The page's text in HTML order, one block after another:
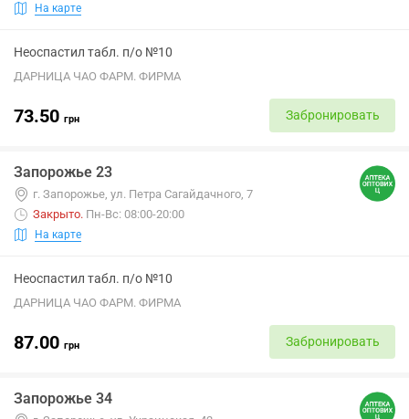
На карте
Неоспастил табл. п/о №10
ДАРНИЦА ЧАО ФАРМ. ФИРМА
73.50 грн Забронировать
Запорожье 23
г. Запорожье, ул. Петра Сагайдачного, 7
Закрыто. Пн-Вс: 08:00-20:00
На карте
Неоспастил табл. п/о №10
ДАРНИЦА ЧАО ФАРМ. ФИРМА
87.00 грн Забронировать
Запорожье 34